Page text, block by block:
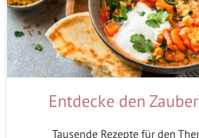
Entdecke den
Tausende Rezepte für den